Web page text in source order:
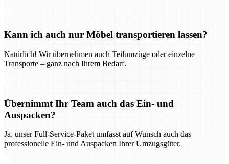
Kann ich auch nur Möbel transportieren lassen?
Natürlich! Wir übernehmen auch Teilumzüge oder einzelne
Transporte – ganz nach Ihrem Bedarf.
Übernimmt Ihr Team auch das Ein- und
Auspacken?
Ja, unser Full-Service-Paket umfasst auf Wunsch auch das
professionelle Ein- und Auspacken Ihrer Umzugsgüter.